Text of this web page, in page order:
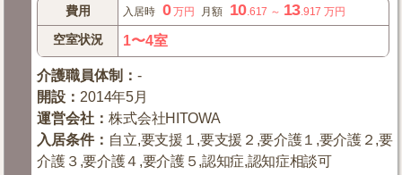
費用 入居時 0万円 月額 10.617 ～ 13.917 万円
空室状況 1〜4室
介護職員体制 ：-
開設 ：2014年5月
運営会社 ：株式会社HITOWA
入居条件： 自立,要支援１,要支援２,要介護１,要介護２,要
介護３,要介護４,要介護５,認知症,認知症相談可